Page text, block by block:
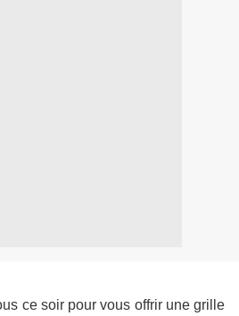
ce soir pour vous offrir une grille